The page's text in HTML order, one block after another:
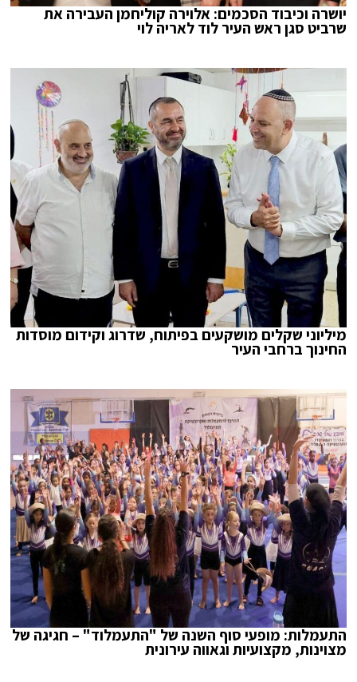
יושרה וכיבוד הסכמים: אלוירה קוליחמן העבירה את
שרביט סגן ראש העיר לוד לאריה לוי
מיליוני שקלים מושקעים בפיתוח, שדרוג וקידום מוסדות
החינוך ברחבי העיר
התעמלות: מופעי סוף השנה של "התעמלוד" – חגיגה של
מצוינות, מקצועיות וגאווה עירונית